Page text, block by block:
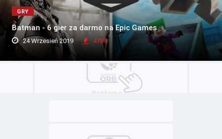
GRY
Batman - 6 gier za darmo na Epic Games
24 Wrzesień 2019 4789